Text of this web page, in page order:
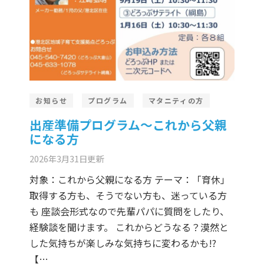
お知らせ プログラム マタニティの方
出産準備プログラム～これから父親
になる方
2026年3月31日更新
対象：これから父親になる方 テーマ：「育休」
取得する方も、そうでない方も、迷っている方
も 座談会形式なので先輩パパに質問をしたり、
経験談を聞けます。 これからどうなる？漠然と
した気持ちが楽しみな気持ちに変わるかも!?
【…